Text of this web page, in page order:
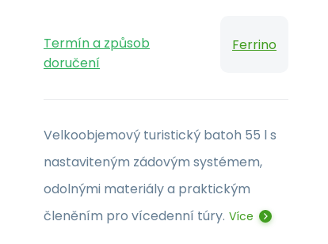
Termín a způsob
doručení
Ferrino
Velkoobjemový turistický batoh 55 l s
nastaviteným zádovým systémem,
odolnými materiály a praktickým
členěním pro vícedenní túry. Více